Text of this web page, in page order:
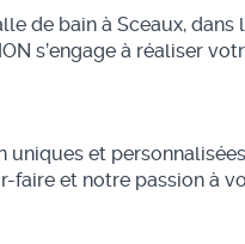
de bain à Sceaux,
s’engage à réaliser
et
et notre passion à